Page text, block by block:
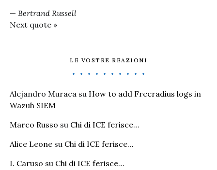
— Bertrand Russell
Next quote »
LE VOSTRE REAZIONI
Alejandro Muraca su How to add Freeradius logs in
Wazuh SIEM
Marco Russo su Chi di ICE ferisce…
Alice Leone su Chi di ICE ferisce…
I. Caruso su Chi di ICE ferisce…